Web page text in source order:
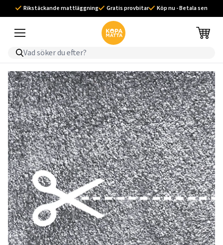
Rikstäckande mattläggning Gratis provbitar Köp nu - Betala sen